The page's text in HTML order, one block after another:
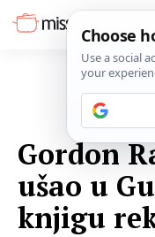
Gordon
ušao u
knjigu